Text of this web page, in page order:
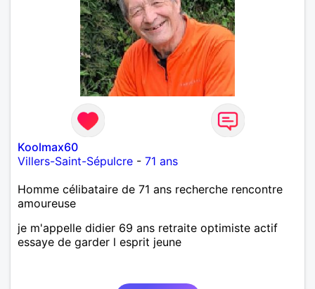
Koolmax60
Villers-Saint-Sépulcre - 71 ans
Homme célibataire de 71 ans recherche rencontre
amoureuse
je m'appelle didier 69 ans retraite optimiste actif
essaye de garder l esprit jeune